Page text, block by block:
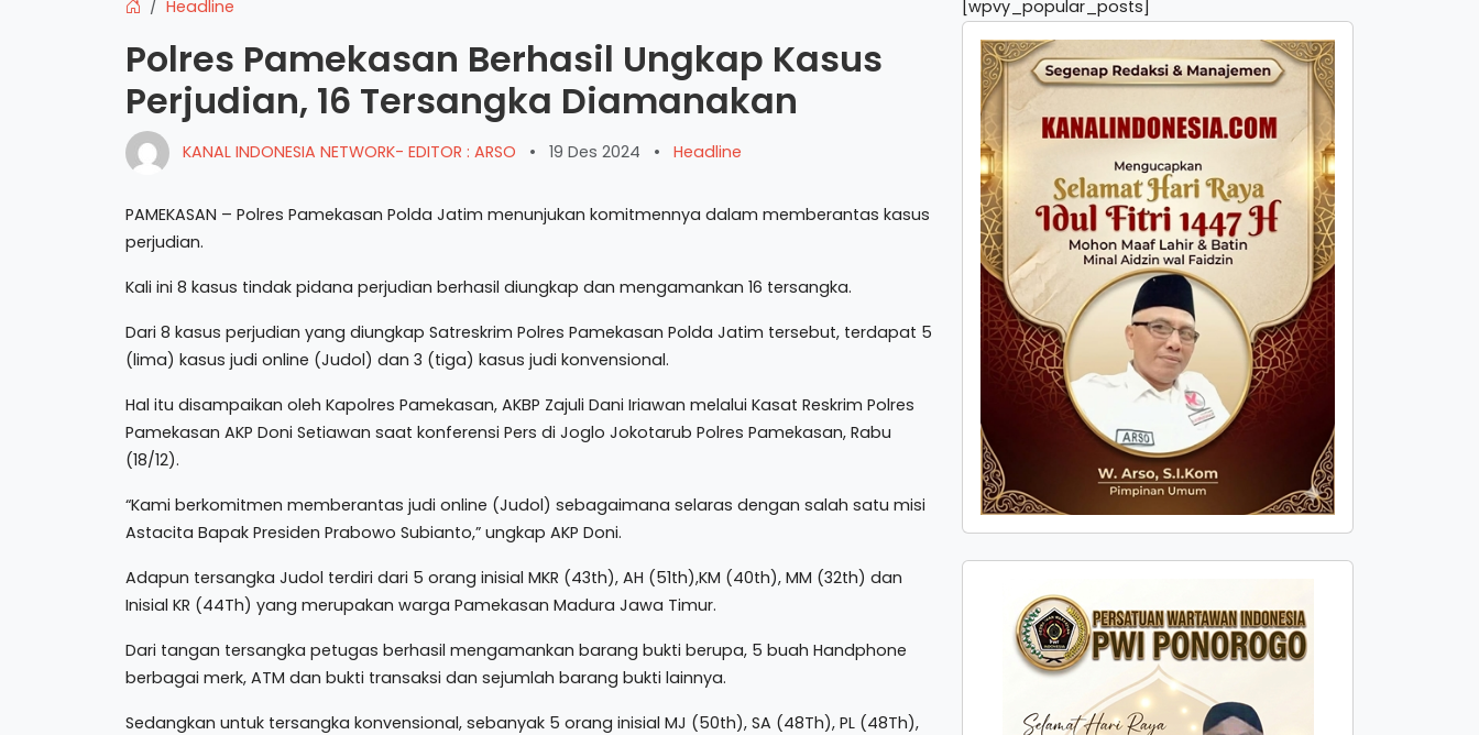
Headline
Polres Pamekasan Berhasil Ungkap Kasus
Perjudian, 16 Tersangka Diamanakan
KANAL INDONESIA NETWORK- EDITOR : ARSO • 19 Des 2024 • Headline
PAMEKASAN – Polres Pamekasan Polda Jatim menunjukan komitmennya dalam memberantas kasus
perjudian.
Kali ini 8 kasus tindak pidana perjudian berhasil diungkap dan mengamankan 16 tersangka.
Dari 8 kasus perjudian yang diungkap Satreskrim Polres Pamekasan Polda Jatim tersebut, terdapat 5
(lima) kasus judi online (Judol) dan 3 (tiga) kasus judi konvensional.
Hal itu disampaikan oleh Kapolres Pamekasan, AKBP Zajuli Dani Iriawan melalui Kasat Reskrim Polres
Pamekasan AKP Doni Setiawan saat konferensi Pers di Joglo Jokotarub Polres Pamekasan, Rabu
(18/12).
“Kami berkomitmen memberantas judi online (Judol) sebagaimana selaras dengan salah satu misi
Astacita Bapak Presiden Prabowo Subianto,” ungkap AKP Doni.
Adapun tersangka Judol terdiri dari 5 orang inisial MKR (43th), AH (51th),KM (40th), MM (32th) dan
Inisial KR (44Th) yang merupakan warga Pamekasan Madura Jawa Timur.
Dari tangan tersangka petugas berhasil mengamankan barang bukti berupa, 5 buah Handphone
berbagai merk, ATM dan bukti transaksi dan sejumlah barang bukti lainnya.
Sedangkan untuk tersangka konvensional, sebanyak 5 orang inisial MJ (50th), SA (48Th), PL (48Th),
[wpvy_popular_posts]